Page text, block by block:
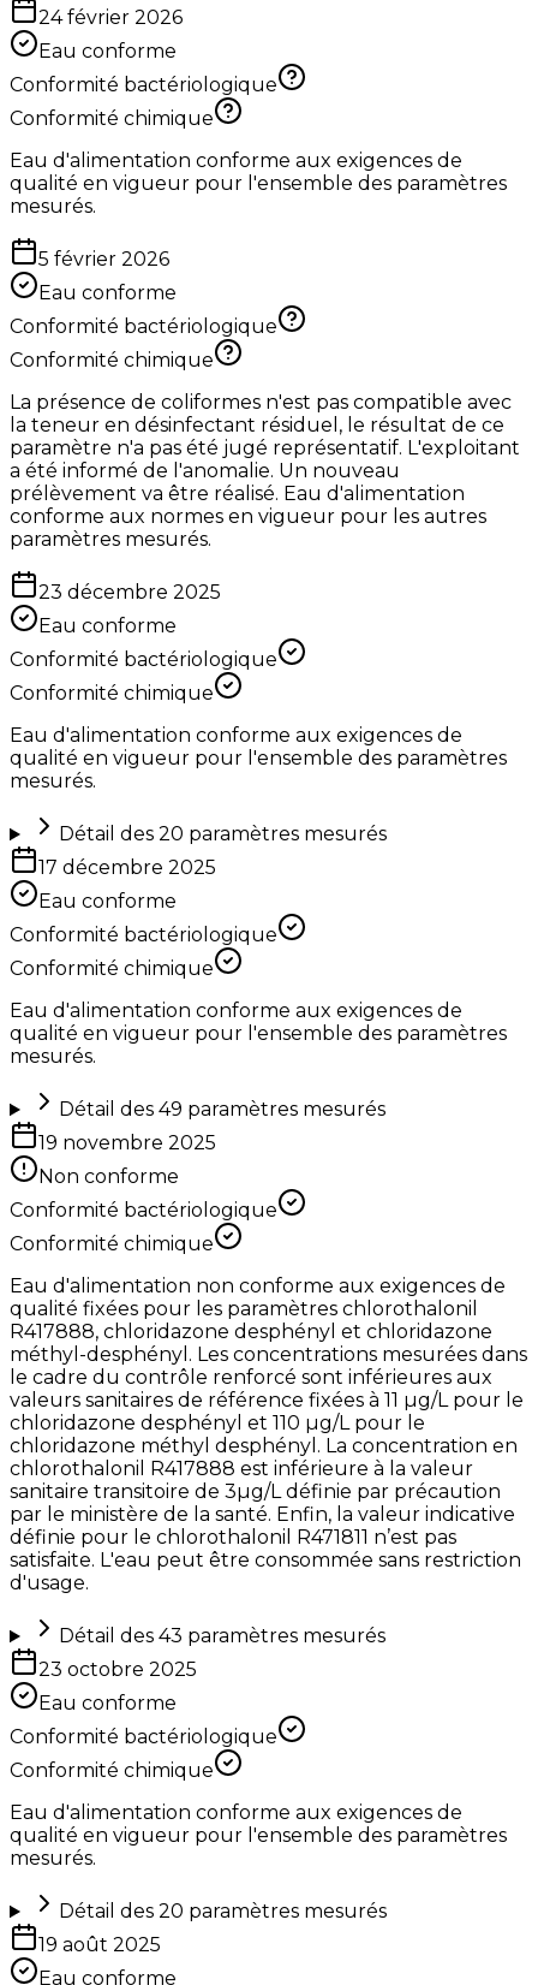
24 février 2026
Eau conforme
Conformité bactériologique
Conformité chimique
Eau d'alimentation conforme aux exigences de
qualité en vigueur pour l'ensemble des paramètres
mesurés.
5 février 2026
Eau conforme
Conformité bactériologique
Conformité chimique
La présence de coliformes n'est pas compatible avec
la teneur en désinfectant résiduel, le résultat de ce
paramètre n'a pas été jugé représentatif. L'exploitant
a été informé de l'anomalie. Un nouveau
prélèvement va être réalisé. Eau d'alimentation
conforme aux normes en vigueur pour les autres
paramètres mesurés.
23 décembre 2025
Eau conforme
Conformité bactériologique
Conformité chimique
Eau d'alimentation conforme aux exigences de
qualité en vigueur pour l'ensemble des paramètres
mesurés.
Détail des 20 paramètres mesurés
17 décembre 2025
Eau conforme
Conformité bactériologique
Conformité chimique
Eau d'alimentation conforme aux exigences de
qualité en vigueur pour l'ensemble des paramètres
mesurés.
Détail des 49 paramètres mesurés
19 novembre 2025
Non conforme
Conformité bactériologique
Conformité chimique
Eau d'alimentation non conforme aux exigences de
qualité fixées pour les paramètres chlorothalonil
R417888, chloridazone desphényl et chloridazone
méthyl-desphényl. Les concentrations mesurées dans
le cadre du contrôle renforcé sont inférieures aux
valeurs sanitaires de référence fixées à 11 µg/L pour le
chloridazone desphényl et 110 µg/L pour le
chloridazone méthyl desphényl. La concentration en
chlorothalonil R417888 est inférieure à la valeur
sanitaire transitoire de 3µg/L définie par précaution
par le ministère de la santé. Enfin, la valeur indicative
définie pour le chlorothalonil R471811 n’est pas
satisfaite. L'eau peut être consommée sans restriction
d'usage.
Détail des 43 paramètres mesurés
23 octobre 2025
Eau conforme
Conformité bactériologique
Conformité chimique
Eau d'alimentation conforme aux exigences de
qualité en vigueur pour l'ensemble des paramètres
mesurés.
Détail des 20 paramètres mesurés
19 août 2025
Eau conforme